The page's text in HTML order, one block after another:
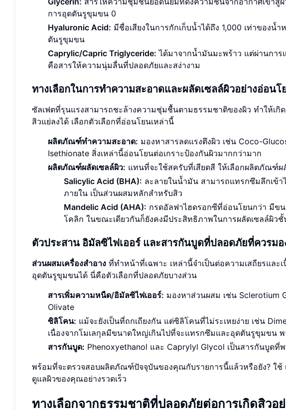
การอุดตันรูขุมขน 0
Hyaluronic Acid: มีชื่อเสียงในการกักเก็บน้ำได้ถึง 1,000 เท่าของ
ตันรูขุมขน
Caprylic/Capric Triglyceride: ได้มาจากน้ำมันมะพร้าว แต่ผ่านการ
คือสารให้ความนุ่มลื่นที่ปลอดภัยและสง่างาม
ทางเลือกในการทำความสะอาดและผลัดเซลล์ผิวอย่างอ่อนโ
ซัลเฟตที่รุนแรงสามารถชะล้างความชุ่มชื้นตามธรรมชาติของผิว ทำให้เกิ
สิวแย่ลงได้ เลือกตัวเลือกที่อ่อนโยนเหล่านี้
ผลิตภัณฑ์ทำความสะอาด: มองหาสารลดแรงตึงผิว เช่น Coco-
Isethionate สิ่งเหล่านี้อ่อนโยนต่อเกราะป้องกันผิวมากกว่ามาก
ผลิตภัณฑ์ผลัดเซลล์ผิว: แทนที่จะใช้สครับที่เสียดสี ให้เลือกผลิตภัณฑ์ผ
Salicylic Acid (BHA): ละลายในน้ำมัน สามารถแทรกซึมลึกเข้
ภายใน เป็นส่วนผสมหลักสำหรับสิว
Mandelic Acid (AHA): กรดอัลฟาไฮดรอกซีที่อ่อนโยนกว่า มีข
โคลิก ในขณะเดียวกันก็ยังคงมีประสิทธิภาพในการผลัดเซลล์ผิว
ตัวประสาน อิมัลซิไฟเออร์ และสารกันบูดที่ปลอดภัยที่ควรมอ
ส่วนผสมเครื่องสำอาง ที่ทำหน้าที่เฉพาะ เหล่านี้จำเป็นต่อความเสถียรแล
อุดตันรูขุมขนได้ นี่คือตัวเลือกที่ปลอดภัยบางส่วน
สารเพิ่มความหนืด/อิมัลซิไฟเออร์: มองหาส่วนผสม เช่น Sclerotium
Olivate
ซิลิโคน: แม้จะยังเป็นที่ถกเถียงกัน แต่ซิลิโคนที่ไม่ระเหยง่าย เช่น
เนื่องจากโมเลกุลมีขนาดใหญ่เกินไปที่จะแทรกซึมและอุดตันรูขุมขน
สารกันบูด: Phenoxyethanol และ Caprylyl Glycol เป็นสารกันบูดที่
พร้อมที่จะตรวจสอบผลิตภัณฑ์ปัจจุบันของคุณกับรายการนี้แล้วหรือยัง? ใช้
ดูแลผิวของคุณอย่างรวดเร็ว
ทางเลือกจากธรรมชาติที่ปลอดภัยต่อการเกิดสิว